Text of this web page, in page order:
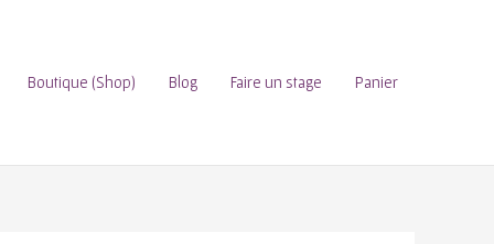
Boutique (Shop) Blog Faire un stage Panier